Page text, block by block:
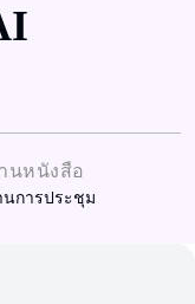
นหนังสือ
นการประชุม